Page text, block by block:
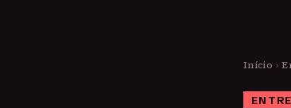
Início ›